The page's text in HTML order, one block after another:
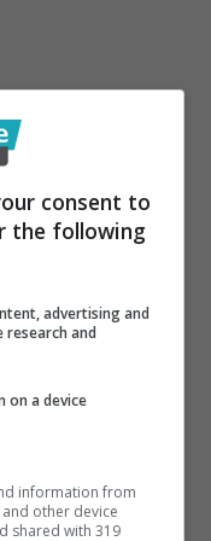
a questa
Web. In questo
gestiti
dando
in altre
una
per quanto
dal PC
consent to
the following
advertising and
research and
on a device
information from
other device
shared with 319